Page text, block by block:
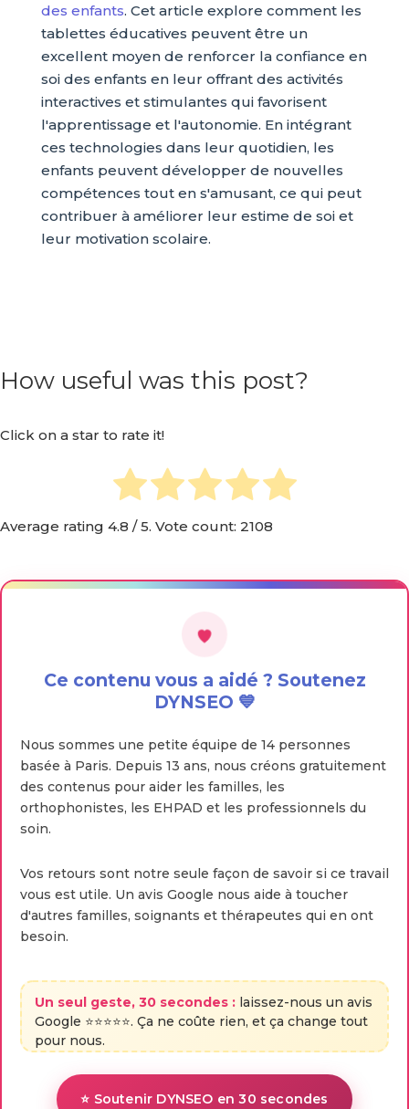
des enfants. Cet article explore comment les
tablettes éducatives peuvent être un
excellent moyen de renforcer la confiance en
soi des enfants en leur offrant des activités
interactives et stimulantes qui favorisent
l'apprentissage et l'autonomie. En intégrant
ces technologies dans leur quotidien, les
enfants peuvent développer de nouvelles
compétences tout en s'amusant, ce qui peut
contribuer à améliorer leur estime de soi et
leur motivation scolaire.
How useful was this post?
Click on a star to rate it!
Average rating 4.8 / 5. Vote count: 2108
Ce contenu vous a aidé ? Soutenez
DYNSEO 💙
Nous sommes une petite équipe de 14 personnes
basée à Paris. Depuis 13 ans, nous créons gratuitement
des contenus pour aider les familles, les
orthophonistes, les EHPAD et les professionnels du
soin.
Vos retours sont notre seule façon de savoir si ce travail
vous est utile. Un avis Google nous aide à toucher
d'autres familles, soignants et thérapeutes qui en ont
besoin.
Un seul geste, 30 secondes : laissez-nous un avis
Google ⭐⭐⭐⭐⭐. Ça ne coûte rien, et ça change tout
pour nous.
⭐ Soutenir DYNSEO en 30 secondes